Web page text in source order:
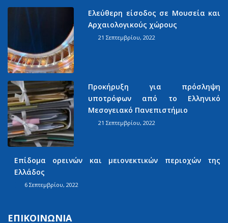
Ελεύθερη είσοδος σε Μουσεία και
Αρχαιολογικούς χώρους
21 Σεπτεμβρίου, 2022
Προκήρυξη για πρόσληψη
υποτρόφων από το Ελληνικό
Μεσογειακό Πανεπιστήμιο
21 Σεπτεμβρίου, 2022
Επίδομα ορεινών και μειονεκτικών περιοχών της
Ελλάδος
6 Σεπτεμβρίου, 2022
ΕΠΙΚΟΙΝΩΝΊΑ